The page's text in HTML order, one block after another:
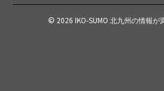
© 2026 IKO-SUMO 北九州の情報が